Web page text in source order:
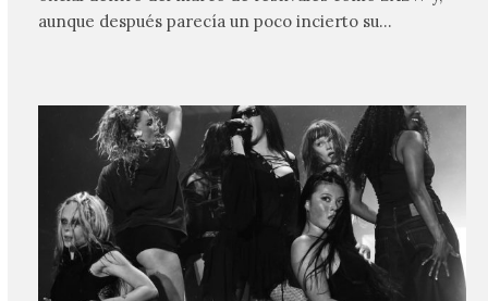
aunque después parecía un poco incierto su…